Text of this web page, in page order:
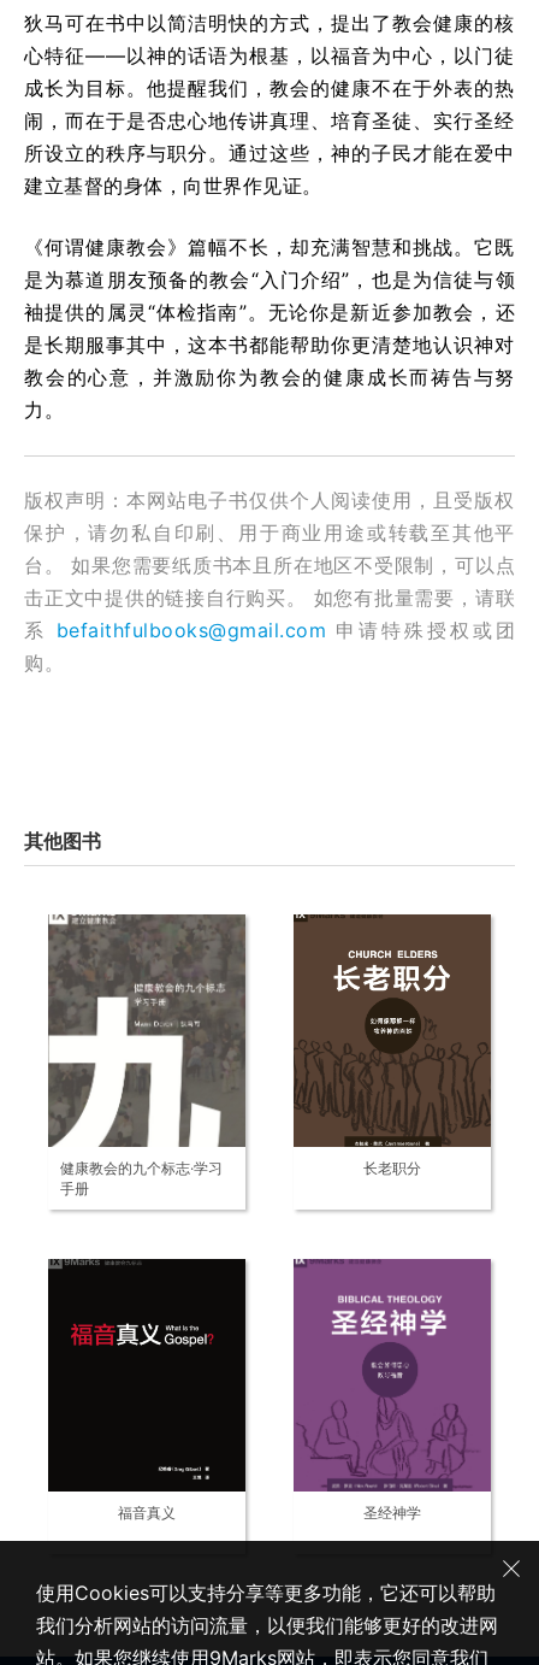
狄马可在书中以简洁明快的方式，提出了教会健康的核
心特征——以神的话语为根基，以福音为中心，以门徒
成长为目标。他提醒我们，教会的健康不在于外表的热
闹，而在于是否忠心地传讲真理、培育圣徒、实行圣经
所设立的秩序与职分。通过这些，神的子民才能在爱中
建立基督的身体，向世界作见证。
《何谓健康教会》篇幅不长，却充满智慧和挑战。它既
是为慕道朋友预备的教会“入门介绍”，也是为信徒与领
袖提供的属灵“体检指南”。无论你是新近参加教会，还
是长期服事其中，这本书都能帮助你更清楚地认识神对
教会的心意，并激励你为教会的健康成长而祷告与努
力。
版权声明：本网站电子书仅供个人阅读使用，且受版权
保护，请勿私自印刷、用于商业用途或转载至其他平
台。 如果您需要纸质书本且所在地区不受限制，可以点
击正文中提供的链接自行购买。 如您有批量需要，请联
系 befaithfulbooks@gmail.com 申请特殊授权或团
购。
其他图书
健康教会的九个标志·学习
手册
长老职分
福音真义 圣经神学
使用Cookies可以支持分享等更多功能，它还可以帮助
我们分析网站的访问流量，以便我们能够更好的改进网
站。如果您继续使用9Marks网站，即表示您同意我们